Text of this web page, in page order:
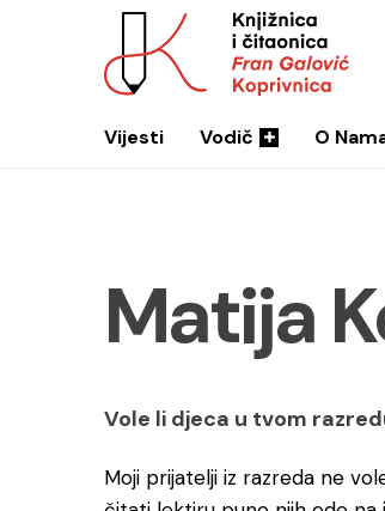
Vijesti Vodič O
Matija
Vole li djeca u tvom
Moji prijatelji iz razreda ne